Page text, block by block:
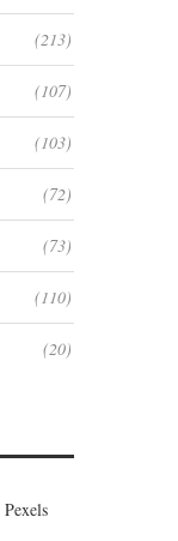
(213)
(107)
(103)
(72)
(73)
(110)
(20)
Pexels